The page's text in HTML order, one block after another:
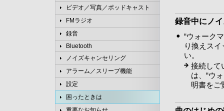
ビデオ／写真／ポッドキャスト
FMラジオ
録音
Bluetooth
ノイズキャンセリング
アラーム／スリープ機能
設定
困ったときは
録音中にノ
“ウォーク
り換えス
い。
接続して
は、“ウ
明書をご